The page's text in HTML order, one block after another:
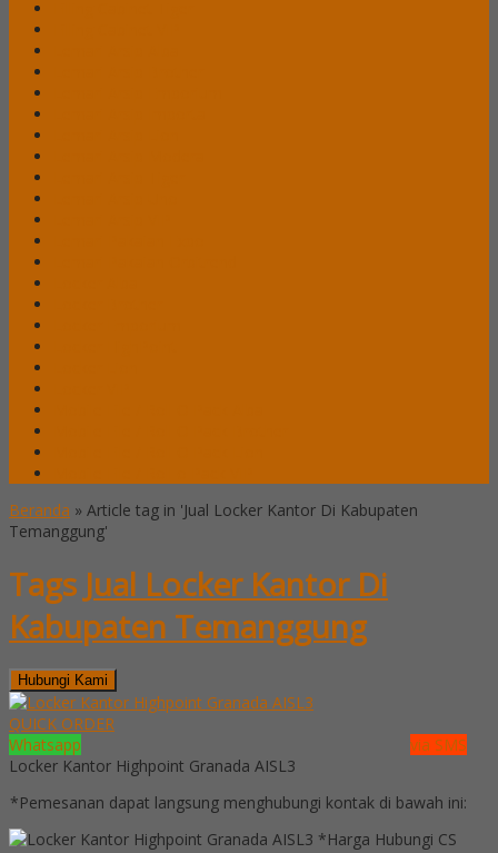
Beranda » Article tag in 'Jual Locker Kantor Di Kabupaten
Temanggung'
Tags Jual Locker Kantor Di
Kabupaten Temanggung
Hubungi Kami
QUICK ORDER
Whatsapp
via SMS
Locker Kantor Highpoint Granada AISL3
*Pemesanan dapat langsung menghubungi kontak di bawah ini:
*Harga Hubungi CS